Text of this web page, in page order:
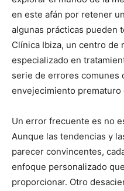
en este afán por retener
algunas prácticas pueden
Clínica Ibiza, un centro de
especializado en
serie de errores comunes
envejecimiento prematuro
Un error frecuente es no
Aunque las tendencias y
parecer convincentes,
enfoque personalizado
proporcionar. Otro